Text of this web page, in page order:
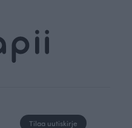
Tilaa uutiskirje